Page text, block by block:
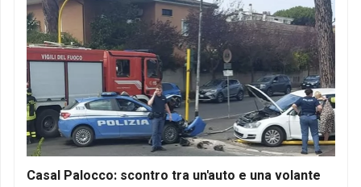
Casal Palocco: scontro tra un'auto e una volante